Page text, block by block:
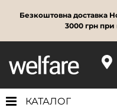
Безкоштовна доставка
3000 грн при
КАТАЛОГ